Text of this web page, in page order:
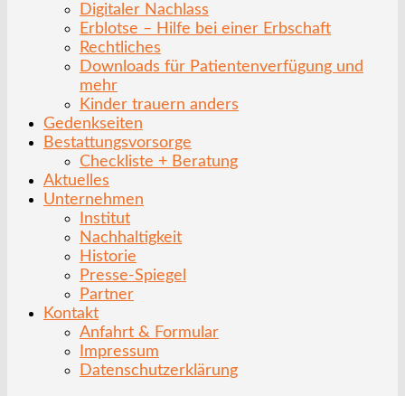
Digitaler Nachlass
Erblotse – Hilfe bei einer Erbschaft
Rechtliches
Downloads für Patientenverfügung und
mehr
Kinder trauern anders
Gedenkseiten
Bestattungsvorsorge
Checkliste + Beratung
Aktuelles
Unternehmen
Institut
Nachhaltigkeit
Historie
Presse-Spiegel
Partner
Kontakt
Anfahrt & Formular
Impressum
Datenschutzerklärung